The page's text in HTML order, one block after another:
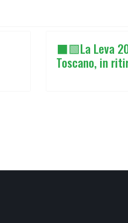
⬛🟩La Leva
Toscano, in